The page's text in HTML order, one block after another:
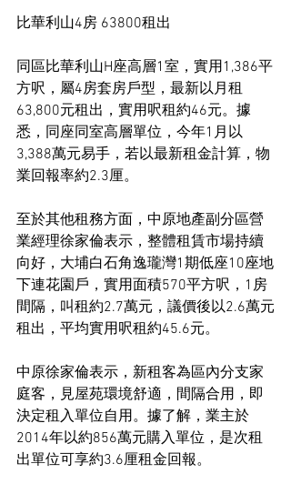
比華利山4房 63800租出
同區比華利山H座高層1室，實用1,386平
方呎，屬4房套房戶型，最新以月租
63,800元租出，實用呎租約46元。據
悉，同座同室高層單位，今年1月以
3,388萬元易手，若以最新租金計算，物
業回報率約2.3厘。
至於其他租務方面，中原地產副分區營
業經理徐家倫表示，整體租賃市場持續
向好，大埔白石角逸瓏灣1期低座10座地
下連花園戶，實用面積570平方呎，1房
間隔，叫租約2.7萬元，議價後以2.6萬元
租出，平均實用呎租約45.6元。
中原徐家倫表示，新租客為區內分支家
庭客，見屋苑環境舒適，間隔合用，即
決定租入單位自用。據了解，業主於
2014年以約856萬元購入單位，是次租
出單位可享約3.6厘租金回報。